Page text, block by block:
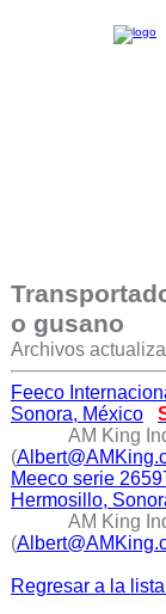
o gusano
Archivos
Feeco
Sonora, México
AM King
(
Meeco serie
Hermosillo,
AM King
(
Regresar a la